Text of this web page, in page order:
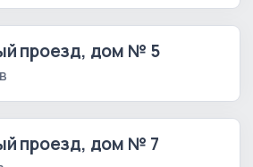
проезд, дом № 5
проезд, дом № 7